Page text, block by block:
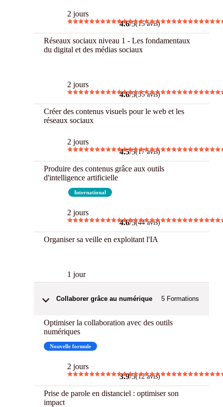
2 jours
4.6/5(15 avis)
Réseaux sociaux niveau 1 - Les fondamentaux
du digital et des médias sociaux
2 jours
4.6/5(55 avis)
Créer des contenus visuels pour le web et les
réseaux sociaux
2 jours
4.5/5(17 avis)
Produire des contenus grâce aux outils
d'intelligence artificielle
International
2 jours
4.6/5(44 avis)
Organiser sa veille en exploitant l'IA
1 jour
Collaborer grâce au numérique 5 Formations
Optimiser la collaboration avec des outils
numériques
Nouvelle formule
2 jours
3.9/5(12 avis)
Prise de parole en distanciel : optimiser son
impact